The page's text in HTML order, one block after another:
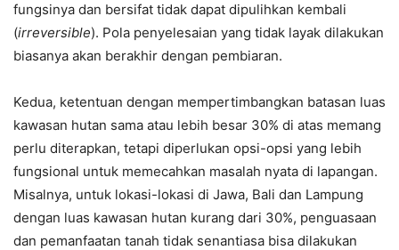
fungsinya dan bersifat tidak dapat dipulihkan kembali
(irreversible). Pola penyelesaian yang tidak layak dilakukan
biasanya akan berakhir dengan pembiaran.
Kedua, ketentuan dengan mempertimbangkan batasan luas
kawasan hutan sama atau lebih besar 30% di atas memang
perlu diterapkan, tetapi diperlukan opsi-opsi yang lebih
fungsional untuk memecahkan masalah nyata di lapangan.
Misalnya, untuk lokasi-lokasi di Jawa, Bali dan Lampung
dengan luas kawasan hutan kurang dari 30%, penguasaan
dan pemanfaatan tanah tidak senantiasa bisa dilakukan